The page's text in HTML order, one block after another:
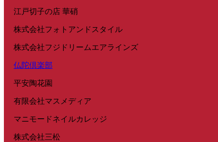
江戸切子の店 華硝
株式会社フォトアンドスタイル
株式会社フジドリームエアラインズ
仏陀倶楽部
平安陶花園
有限会社マスメディア
マニモードネイルカレッジ
株式会社三松